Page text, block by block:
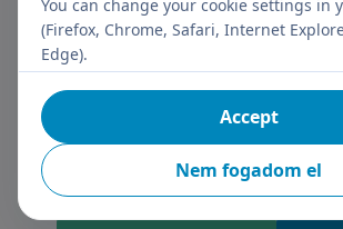
from 12 990 ft
Időpontfoglalás
Dysphonia therapy
from 12 990 ft
You can change your cookie settings in
(Firefox, Chrome, Safari, Internet
Edge).
Nem fogadom el
Accept